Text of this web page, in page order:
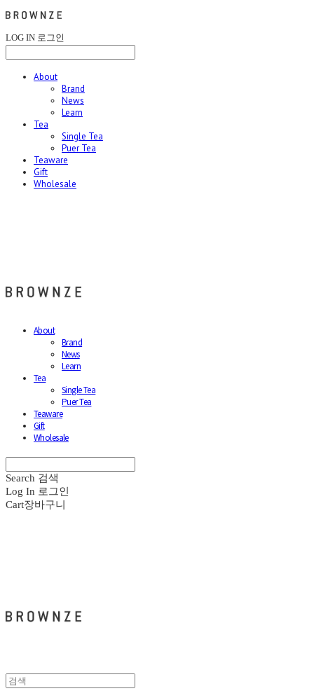
LOG IN 로그인
About
Brand
News
Learn
Tea
Single Tea
Puer Tea
Teaware
Gift
Wholesale
About
Brand
News
Learn
Tea
Single Tea
Puer Tea
Teaware
Gift
Wholesale
Search 검색
Log In 로그인
Cart장바구니